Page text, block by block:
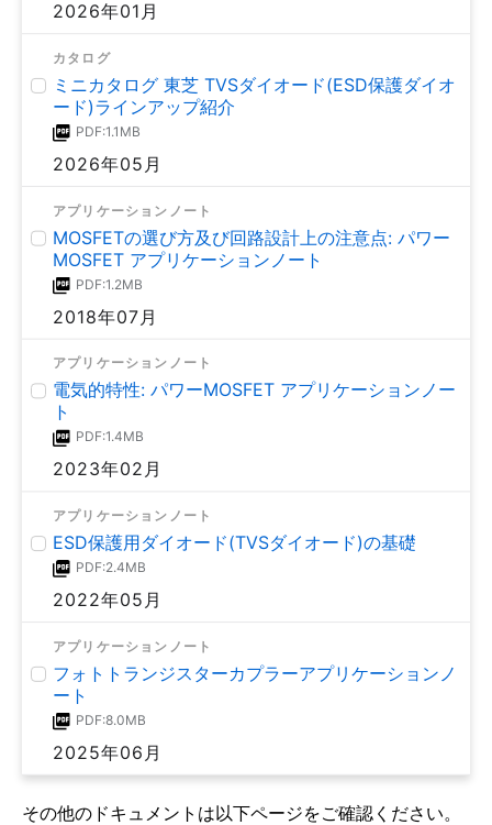
2026年01月
カタログ
ミニカタログ 東芝 TVSダイオード(ESD保護ダイオ
ード)ラインアップ紹介
PDF:1.1MB
2026年05月
アプリケーションノート
MOSFETの選び方及び回路設計上の注意点: パワー
MOSFET アプリケーションノート
PDF:1.2MB
2018年07月
アプリケーションノート
電気的特性: パワーMOSFET アプリケーションノー
ト
PDF:1.4MB
2023年02月
アプリケーションノート
ESD保護用ダイオード(TVSダイオード)の基礎
PDF:2.4MB
2022年05月
アプリケーションノート
フォトトランジスターカプラーアプリケーションノ
ート
PDF:8.0MB
2025年06月
その他のドキュメントは以下ページをご確認ください。